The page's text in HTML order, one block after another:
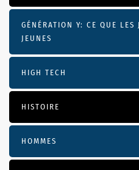
GÉNÉRATION Y: CE QUE LES
JEUNES
HIGH TECH
HISTOIRE
HOMMES